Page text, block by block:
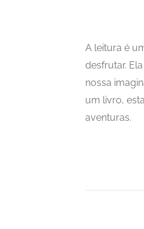
A leitura é
desfrutar.
nossa
um livro,
aventuras.